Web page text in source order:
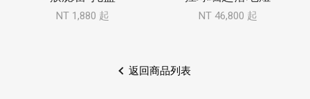
NT 1,880 起 NT 46,800 起
返回商品列表